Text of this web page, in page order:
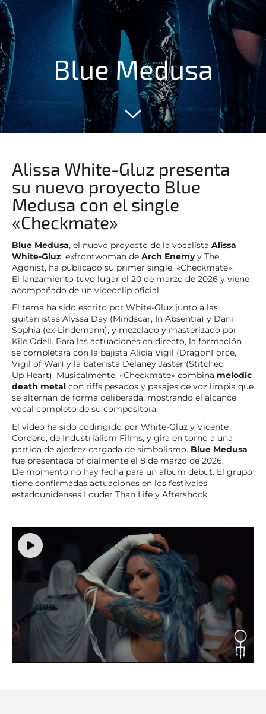
Blue Medusa
Alissa White-Gluz presenta
su nuevo proyecto Blue
Medusa con el single
«Checkmate»
Blue Medusa, el nuevo proyecto de la vocalista Alissa
White-Gluz, exfrontwoman de Arch Enemyy The
Agonist, ha publicado su primer single, «Checkmate».
El lanzamiento tuvo lugar el 20 de marzo de 2026 y viene
acompañado de un videoclip oficial.
El tema ha sido escrito por White-Gluz junto a las
guitarristas Alyssa Day (Mindscar, In Absentia) y Dani
Sophia (ex-Lindemann), y mezclado y masterizado por
Kile Odell. Para las actuaciones en directo, la formación
se completará con la bajista Alicia Vigil (DragonForce,
Vigil of War) y la baterista Delaney Jaster (Stitched
Up Heart). Musicalmente, «Checkmate» combina melodic
death metal con riffs pesados y pasajes de voz limpia que
se alternan de forma deliberada, mostrando el alcance
vocal completo de su compositora.
El vídeo ha sido codirigido por White-Gluz y Vicente
Cordero, de Industrialism Films, y gira en torno a una
partida de ajedrez cargada de simbolismo. Blue Medusa
fue presentada oficialmente el 8 de marzo de 2026.
De momento no hay fecha para un álbum debut. El grupo
tiene confirmadas actuaciones en los festivales
estadounidenses Louder Than Life y Aftershock.